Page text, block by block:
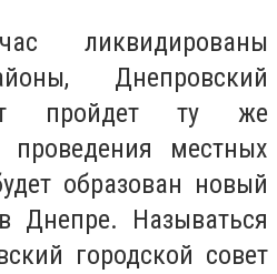
ликвидированы
Днепровский
пройдет ту же
проведения местных
образован новый
Днепре. Называться
городской совет